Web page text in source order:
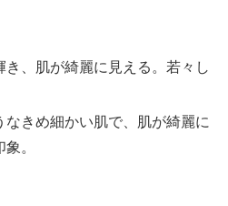
き、肌が綺麗に見える。若々し
なきめ細かい肌で、肌が綺麗に
。